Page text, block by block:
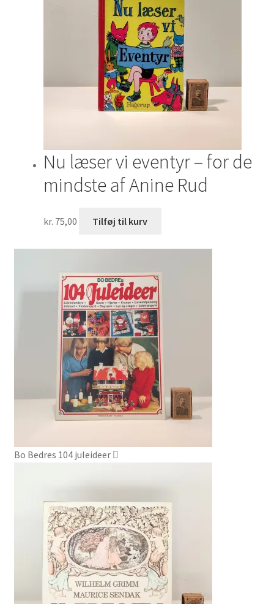
Nu læser vi eventyr – for de
mindste af Anine Rud
kr. 75,00 Tilføj til kurv
Bo Bedres 104 juleideer